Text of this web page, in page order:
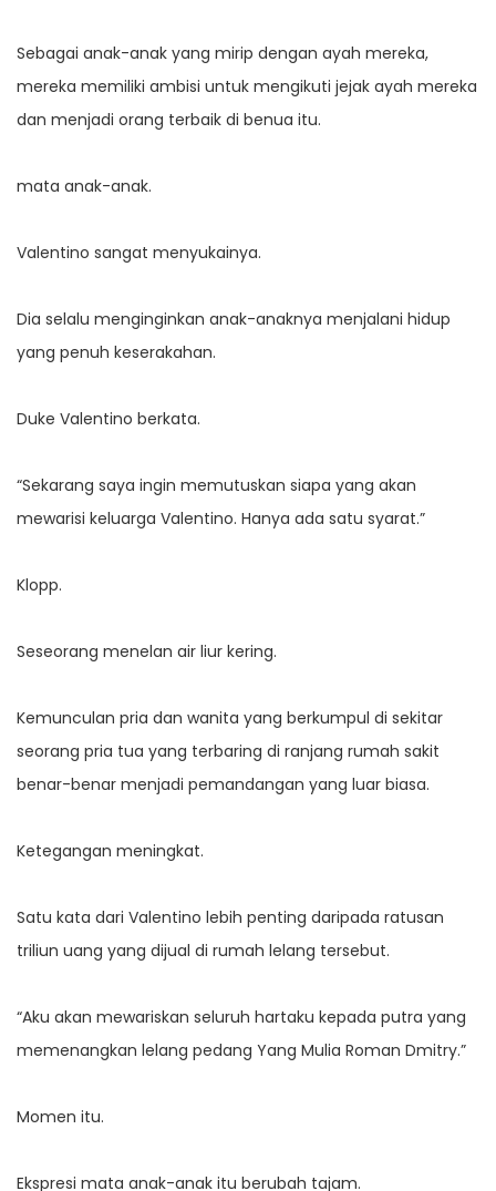
Sebagai anak-anak yang mirip dengan ayah mereka,
mereka memiliki ambisi untuk mengikuti jejak ayah mereka
dan menjadi orang terbaik di benua itu.
mata anak-anak.
Valentino sangat menyukainya.
Dia selalu menginginkan anak-anaknya menjalani hidup
yang penuh keserakahan.
Duke Valentino berkata.
“Sekarang saya ingin memutuskan siapa yang akan
mewarisi keluarga Valentino. Hanya ada satu syarat.”
Klopp.
Seseorang menelan air liur kering.
Kemunculan pria dan wanita yang berkumpul di sekitar
seorang pria tua yang terbaring di ranjang rumah sakit
benar-benar menjadi pemandangan yang luar biasa.
Ketegangan meningkat.
Satu kata dari Valentino lebih penting daripada ratusan
triliun uang yang dijual di rumah lelang tersebut.
“Aku akan mewariskan seluruh hartaku kepada putra yang
memenangkan lelang pedang Yang Mulia Roman Dmitry.”
Momen itu.
Ekspresi mata anak-anak itu berubah tajam.